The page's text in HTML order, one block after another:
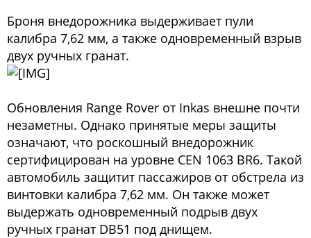
Броня внедорожника выдерживает пули
калибра 7,62 мм, а также одновременный взрыв
двух ручных гранат.
Обновления Range Rover от Inkas внешне почти
незаметны. Однако принятые меры защиты
означают, что роскошный внедорожник
сертифицирован на уровне CEN 1063 BR6. Такой
автомобиль защитит пассажиров от обстрела из
винтовки калибра 7,62 мм. Он также может
выдержать одновременный подрыв двух
ручных гранат DB51 под днищем.